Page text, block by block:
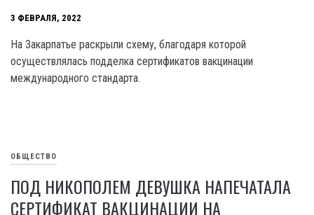
3 ФЕВРАЛЯ, 2022
На Закарпатье раскрыли схему, благодаря которой
осуществлялась подделка сертификатов вакцинации
международного стандарта.
ОБЩЕСТВО
ПОД НИКОПОЛЕМ ДЕВУШКА НАПЕЧАТАЛА
СЕРТИФИКАТ ВАКЦИНАЦИИ НА